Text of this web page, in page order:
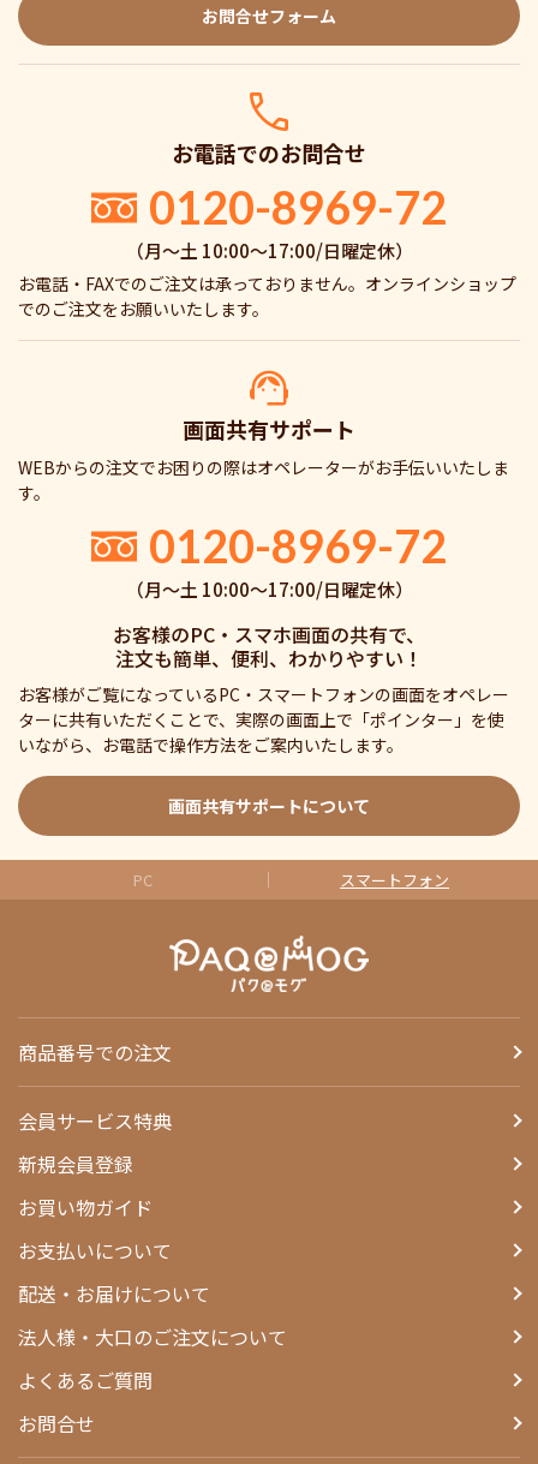
お問合せフォーム
お電話でのお問合せ
0120-8969-72
（月〜土 10:00〜17:00/日曜定休）
お電話・FAXでのご注文は承っておりません。オンラインショップ
でのご注文をお願いいたします。
画面共有サポート
WEBからの注文でお困りの際はオペレーターがお手伝いいたしま
す。
0120-8969-72
（月〜土 10:00〜17:00/日曜定休）
お客様のPC・スマホ画面の共有で、
注文も簡単、便利、わかりやすい！
お客様がご覧になっているPC・スマートフォンの画面をオペレー
ターに共有いただくことで、実際の画面上で「ポインター」を使
いながら、お電話で操作方法をご案内いたします。
画面共有サポートについて
PC スマートフォン
商品番号での注文
会員サービス特典
新規会員登録
お買い物ガイド
お支払いについて
配送・お届けについて
法人様・大口のご注文について
よくあるご質問
お問合せ